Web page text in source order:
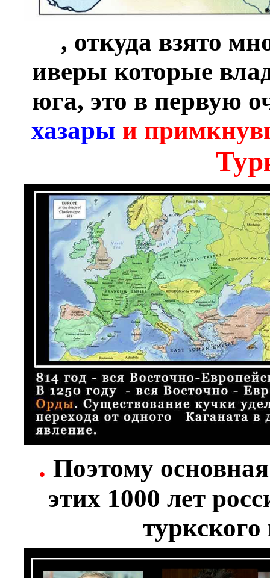
, откуда взято
иверы которые
юга, это в первую
хазары и
. Поэтому
этих 1000 лет